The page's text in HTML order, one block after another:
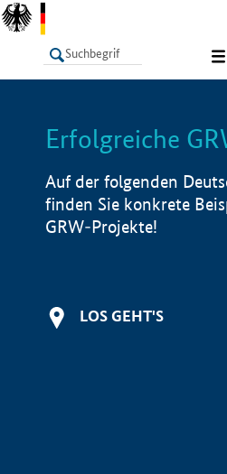
LISTE
Erfolgreiche
Auf der folgenden
finden Sie konkrete
GRW-Projekte!
LOS GEHT'S